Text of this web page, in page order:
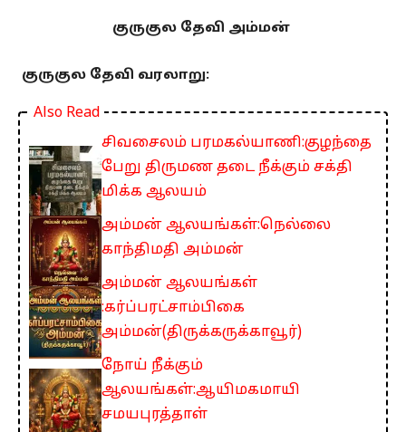
குருகுல தேவி அம்மன்
குருகுல தேவி வரலாறு:
Also Read
சிவசைலம் பரமகல்யாணி:குழந்தை
பேறு திருமண தடை நீக்கும் சக்தி
மிக்க ஆலயம்
அம்மன் ஆலயங்கள்:நெல்லை
காந்திமதி அம்மன்
அம்மன் ஆலயங்கள்
:கர்ப்பரட்சாம்பிகை
அம்மன்(திருக்கருக்காவூர்)
நோய் நீக்கும்
ஆலயங்கள்:ஆயிமகமாயி
சமயபுரத்தாள்